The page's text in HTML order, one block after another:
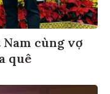
cùng vợ
quê